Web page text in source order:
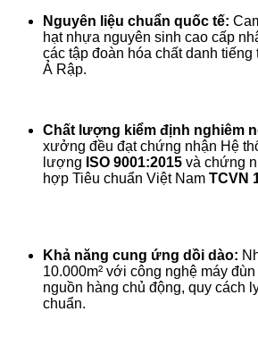
Nguyên liệu chuẩn quốc tế:
hạt nhựa nguyên sinh cao cấp
các tập đoàn hóa chất danh
Ả Rập.
Chất lượng kiểm định nghiêm
xưởng đều đạt chứng nhận Hệ
lượng ISO 9001:2015 và chứng
hợp Tiêu chuẩn Việt Nam TCVN
Khả năng cung ứng dồi dào:
10.000m² với công nghệ máy
nguồn hàng chủ động, quy cách
chuẩn.